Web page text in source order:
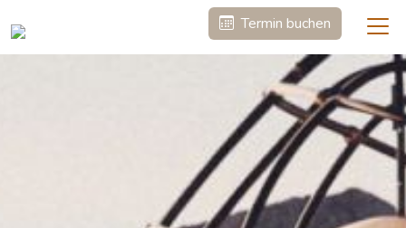
Termin buchen